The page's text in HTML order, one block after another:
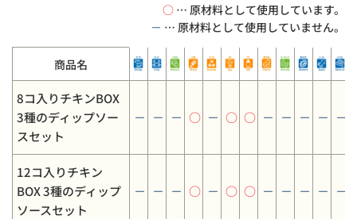
○ … 原材料として使用しています。
－ … 原材料として使用していません。
商品名
8コ入りチキンBOX
3種のディップソー
スセット
－ － － ○ － ○ ○ － － － － －
12コ入りチキン
BOX 3種のディップ
ソースセット
－ － － ○ － ○ ○ － － － － －